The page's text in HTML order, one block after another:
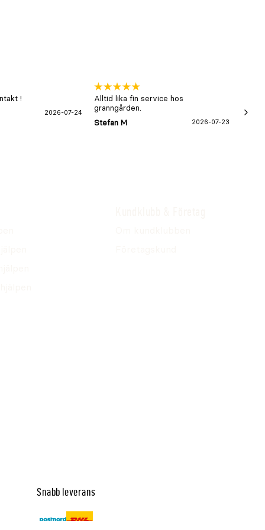
!
2026-07-24
Alltid lika fin service hos
granngården.
Stefan M
2026-07-23
Snabb leverans